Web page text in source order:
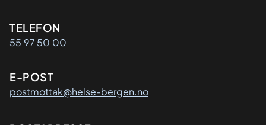
Kontaktinformasjon
TELEFON
55 97 50 00
E-POST
postmottak@helse-bergen.no